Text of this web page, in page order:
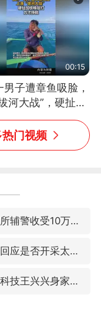
00:15
男子遭章鱼吸脸，
河大战”，硬扯加
打方才挣脱
门视频
看守所辅警收受10万获刑1年
中方回应是否开采太平洋海底稀土资源
宇树科技王兴兴身家有望超200亿元